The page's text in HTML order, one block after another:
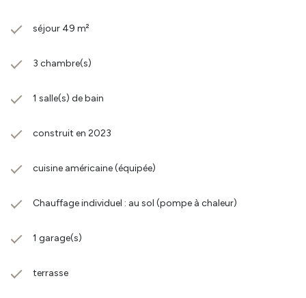
séjour 49 m²
3 chambre(s)
1 salle(s) de bain
construit en 2023
cuisine américaine (équipée)
Chauffage individuel : au sol (pompe à chaleur)
1 garage(s)
terrasse